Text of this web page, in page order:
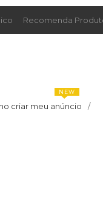
Recomenda
criar meu anúncio /
NEW